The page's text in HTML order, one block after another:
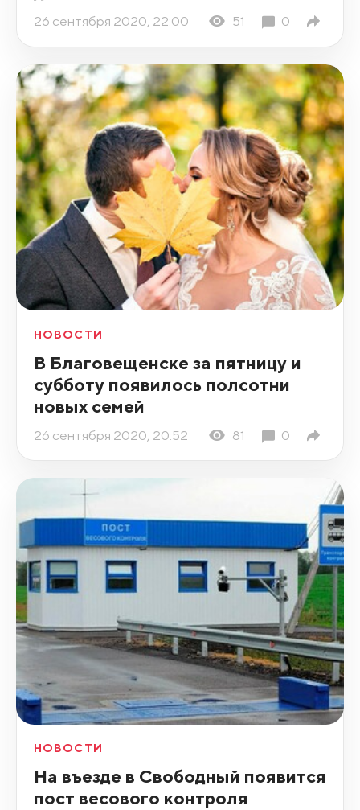
26 сентября 2020, 22:00 51 0
НОВОСТИ
В Благовещенске за пятницу и
субботу появилось полсотни
новых семей
26 сентября 2020, 20:52 81 0
НОВОСТИ
На въезде в Свободный появится
пост весового контроля